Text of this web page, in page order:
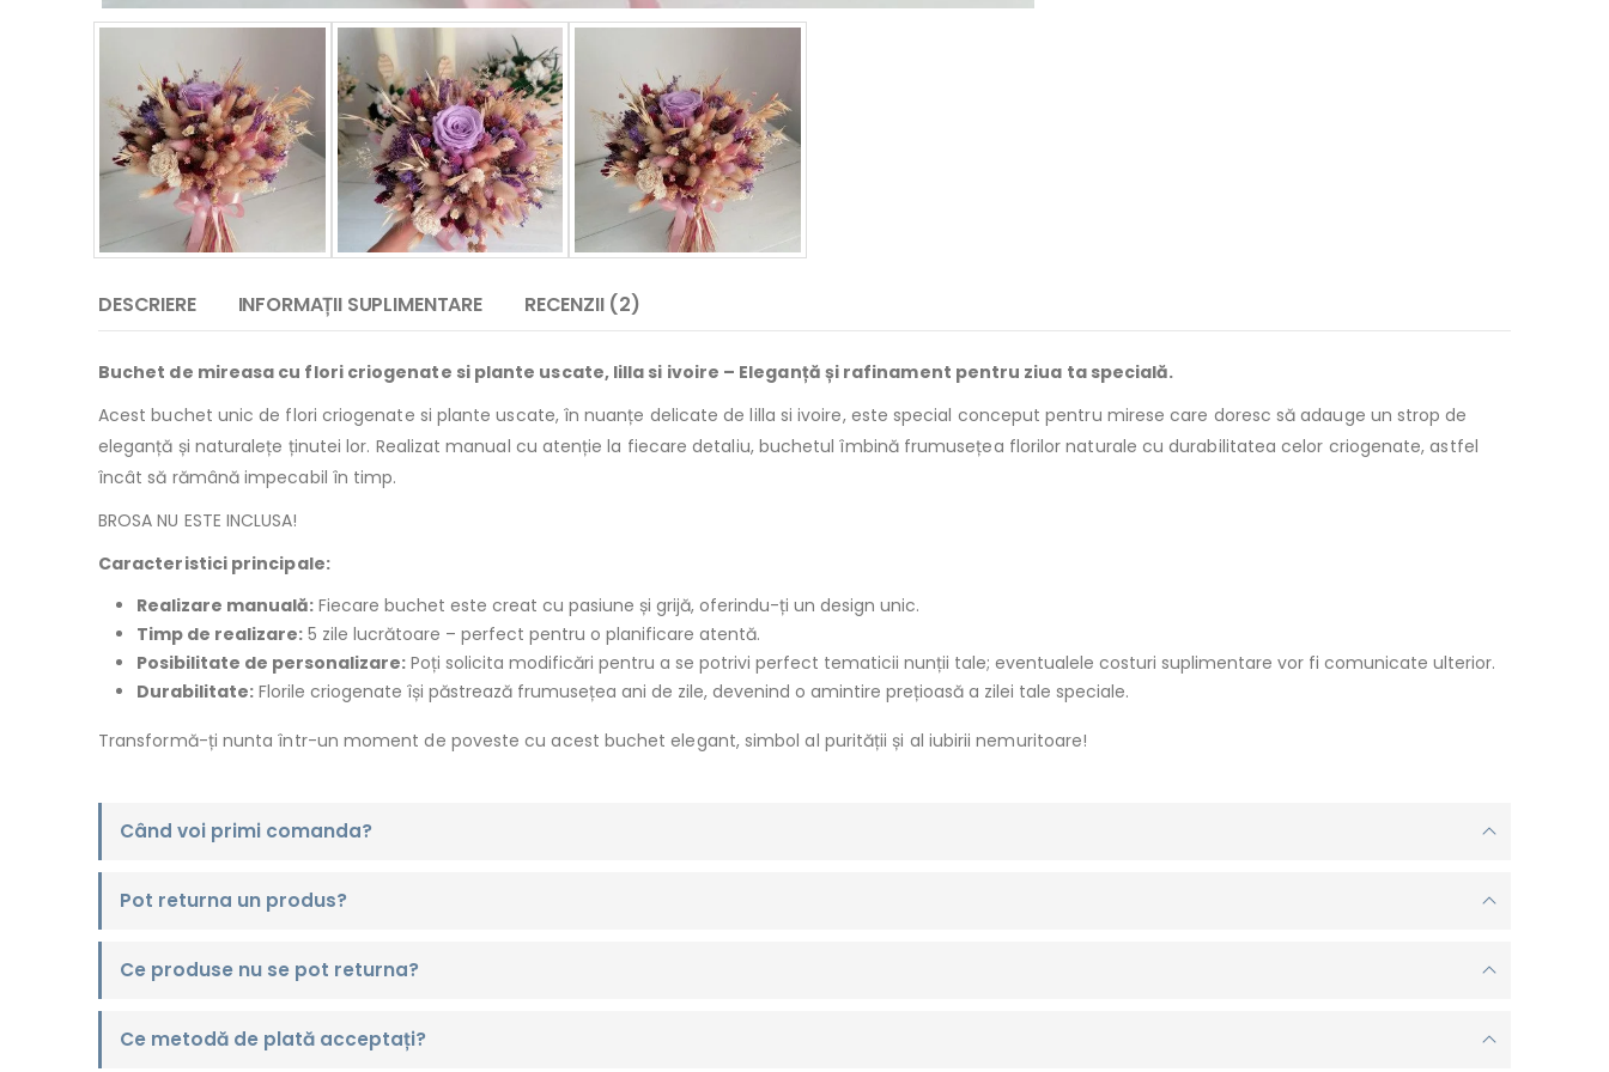
DESCRIERE INFORMAȚII SUPLIMENTARE RECENZII (2)
Buchet de mireasa cu flori criogenate si plante uscate, lilla si ivoire – Eleganță și rafinament pentru ziua ta specială.
Acest buchet unic de flori criogenate si plante uscate, în nuanțe delicate de lilla si ivoire, este special conceput pentru mirese care doresc să adauge un strop de
eleganță și naturalețe ținutei lor. Realizat manual cu atenție la fiecare detaliu, buchetul îmbină frumusețea florilor naturale cu durabilitatea celor criogenate, astfel
încât să rămână impecabil în timp.
BROSA NU ESTE INCLUSA!
Caracteristici principale:
Realizare manuală: Fiecare buchet este creat cu pasiune și grijă, oferindu-ți un design unic.
Timp de realizare: 5 zile lucrătoare – perfect pentru o planificare atentă.
Posibilitate de personalizare: Poți solicita modificări pentru a se potrivi perfect tematicii nunții tale; eventualele costuri suplimentare vor fi comunicate ulterior.
Durabilitate: Florile criogenate își păstrează frumusețea ani de zile, devenind o amintire prețioasă a zilei tale speciale.
Transformă-ți nunta într-un moment de poveste cu acest buchet elegant, simbol al purității și al iubirii nemuritoare!
Când voi primi comanda?
Pot returna un produs?
Ce produse nu se pot returna?
Ce metodă de plată acceptați?